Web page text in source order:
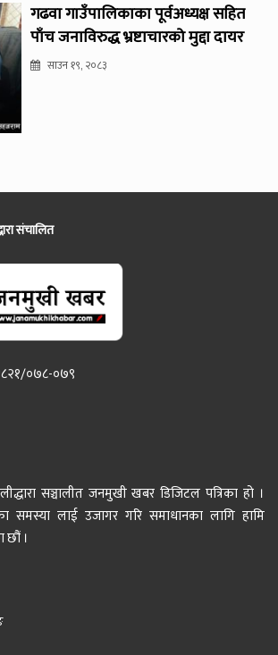
गढवा गाउँपालिकाका पूर्वअध्यक्ष सहित
पाँच जनाविरुद्ध भ्रष्टाचारको मुद्दा दायर
साउन १९, २०८३
संचालित
०७८-०७९
सञ्चालीत जनमुखी खबर डिजिटल पत्रिका हो ।
समस्या लाई उजागर गरि समाधानका लागि हामि
।